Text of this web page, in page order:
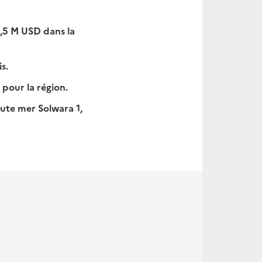
M USD dans la
pour la région.
mer Solwara 1,